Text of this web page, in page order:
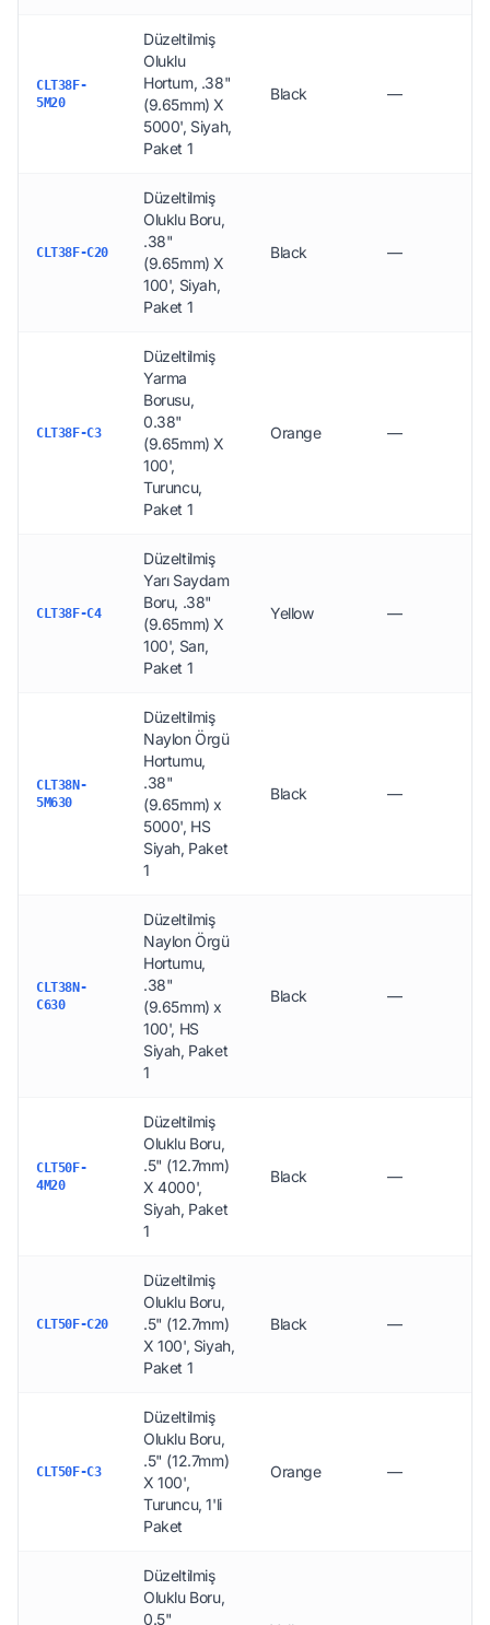
CLT38F-
5M20
Düzeltilmiş
Oluklu
Hortum, .38"
(9.65mm) X
5000', Siyah,
Paket 1
Black —
CLT38F-C20
Düzeltilmiş
Oluklu Boru,
.38"
(9.65mm) X
100', Siyah,
Paket 1
Black —
CLT38F-C3
Düzeltilmiş
Yarma
Borusu,
0.38"
(9.65mm) X
100',
Turuncu,
Paket 1
Orange —
CLT38F-C4
Düzeltilmiş
Yarı Saydam
Boru, .38"
(9.65mm) X
100', Sarı,
Paket 1
Yellow —
CLT38N-
5M630
Düzeltilmiş
Naylon Örgü
Hortumu,
.38"
(9.65mm) x
5000', HS
Siyah, Paket
1
Black —
CLT38N-
C630
Düzeltilmiş
Naylon Örgü
Hortumu,
.38"
(9.65mm) x
100', HS
Siyah, Paket
1
Black —
CLT50F-
4M20
Düzeltilmiş
Oluklu Boru,
.5" (12.7mm)
X 4000',
Siyah, Paket
1
Black —
CLT50F-C20
Düzeltilmiş
Oluklu Boru,
.5" (12.7mm)
X 100', Siyah,
Paket 1
Black —
CLT50F-C3
Düzeltilmiş
Oluklu Boru,
.5" (12.7mm)
X 100',
Turuncu, 1'li
Paket
Orange —
Düzeltilmiş
Oluklu Boru,
0.5"